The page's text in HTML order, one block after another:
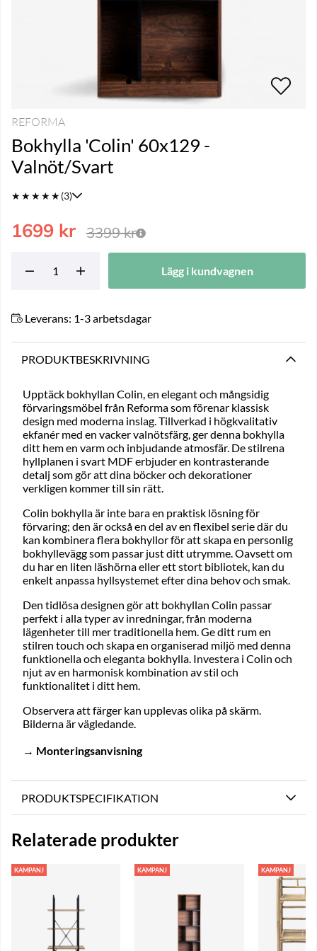
REFORMA
Bokhylla 'Colin' 60x129 -
Valnöt/Svart
★★★★★(3)
3399kr
1699 kr
Lägg i kundvagnen
Leverans: 1-3 arbetsdagar
PRODUKTBESKRIVNING
Upptäck bokhyllan Colin, en elegant och mångsidig
förvaringsmöbel från Reforma som förenar klassisk
design med moderna inslag. Tillverkad i högkvalitativ
ekfanér med en vacker valnötsfärg, ger denna bokhylla
ditt hem en varm och inbjudande atmosfär. De stilrena
hyllplanen i svart MDF erbjuder en kontrasterande
detalj som gör att dina böcker och dekorationer
verkligen kommer till sin rätt.
Colin bokhylla är inte bara en praktisk lösning för
förvaring; den är också en del av en flexibel serie där du
kan kombinera flera bokhyllor för att skapa en personlig
bokhyllevägg som passar just ditt utrymme. Oavsett om
du har en liten läshörna eller ett stort bibliotek, kan du
enkelt anpassa hyllsystemet efter dina behov och smak.
Den tidlösa designen gör att bokhyllan Colin passar
perfekt i alla typer av inredningar, från moderna
lägenheter till mer traditionella hem. Ge ditt rum en
stilren touch och skapa en organiserad miljö med denna
funktionella och eleganta bokhylla. Investera i Colin och
njut av en harmonisk kombination av stil och
funktionalitet i ditt hem.
Observera att färger kan upplevas olika på skärm.
Bilderna är vägledande.
→ Monteringsanvisning
PRODUKTSPECIFIKATION
Relaterade produkter
KAMPANJ KAMPANJ KAMPANJ